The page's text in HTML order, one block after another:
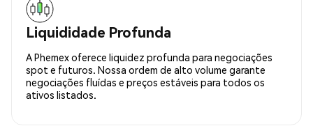
Liquididade Profunda
A Phemex oferece liquidez profunda para negociações
spot e futuros. Nossa ordem de alto volume garante
negociações fluídas e preços estáveis para todos os
ativos listados.